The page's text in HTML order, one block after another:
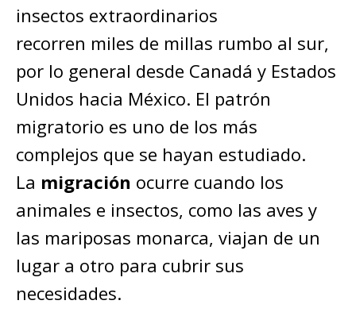
insectos extraordinarios
recorren miles de millas rumbo al sur,
por lo general desde Canadá y Estados
Unidos hacia México. El patrón
migratorio es uno de los más
complejos que se hayan estudiado.
La migración ocurre cuando los
animales e insectos, como las aves y
las mariposas monarca, viajan de un
lugar a otro para cubrir sus
necesidades.